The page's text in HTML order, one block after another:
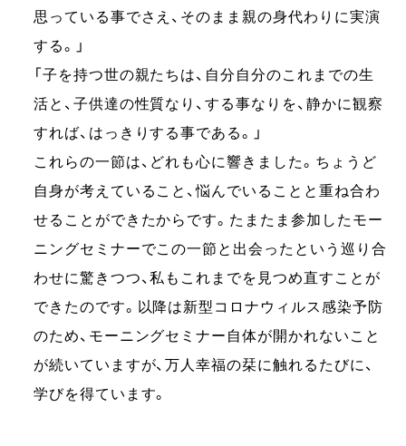
思っている事でさえ、そのまま親の身代わりに実演
する。」
「子を持つ世の親たちは、自分自分のこれまでの生
活と、子供達の性質なり、する事なりを、静かに観察
すれば、はっきりする事である。」
これらの一節は、どれも心に響きました。ちょうど
自身が考えていること、悩んでいることと重ね合わ
せることができたからです。たまたま参加したモー
ニングセミナーでこの一節と出会ったという巡り合
わせに驚きつつ、私もこれまでを見つめ直すことが
できたのです。以降は新型コロナウィルス感染予防
のため、モーニングセミナー自体が開かれないこと
が続いていますが、万人幸福の栞に触れるたびに、
学びを得ています。